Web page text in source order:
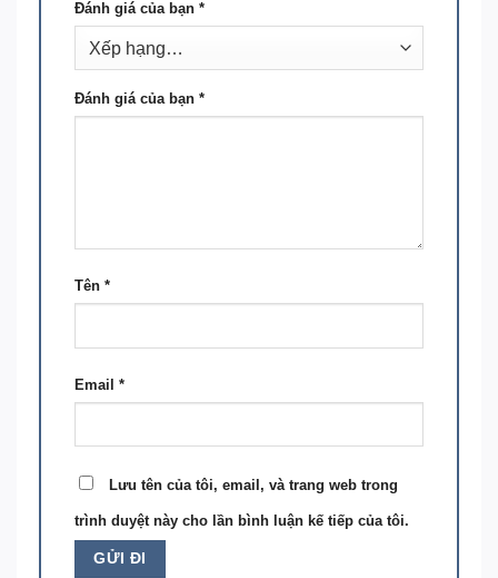
Đánh giá của bạn *
Đánh giá của bạn *
Tên *
Email *
Lưu tên của tôi, email, và trang web trong
trình duyệt này cho lần bình luận kế tiếp của tôi.